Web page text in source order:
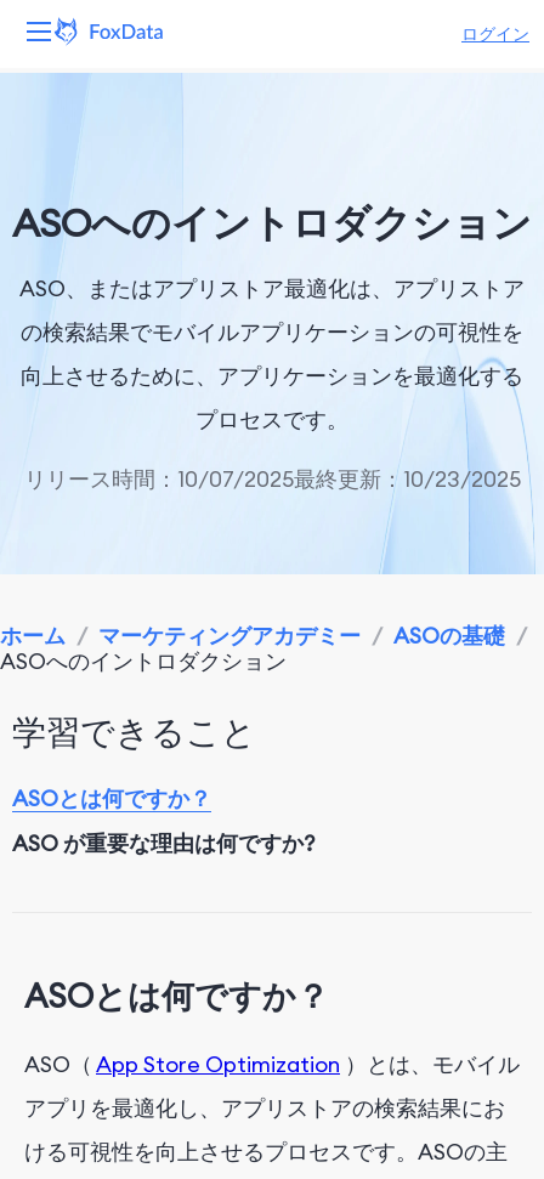
ログイン
ソリューション
リソース
ASOへのイントロダクション
ASO、またはアプリストア最適化は、アプリストア
の検索結果でモバイルアプリケーションの可視性を
向上させるために、アプリケーションを最適化する
プロセスです。
リリース時間：10/07/2025最終更新：10/23/2025
ホーム / マーケティングアカデミー / ASOの基礎 /
ASOへのイントロダクション
学習できること
ASOとは何ですか？
ASO が重要な理由は何ですか?
ASOとは何ですか？
ASO（ App Store Optimization ）とは、モバイル
アプリを最適化し、アプリストアの検索結果にお
ける可視性を向上させるプロセスです。ASOの主